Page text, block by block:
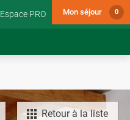
Espace PRO Mon séjour 0
Retour à la liste